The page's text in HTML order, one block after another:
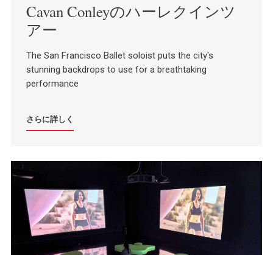
Cavan Conleyのハーレクインツ
アー
The San Francisco Ballet soloist puts the city's
stunning backdrops to use for a breathtaking
performance
さらに詳しく